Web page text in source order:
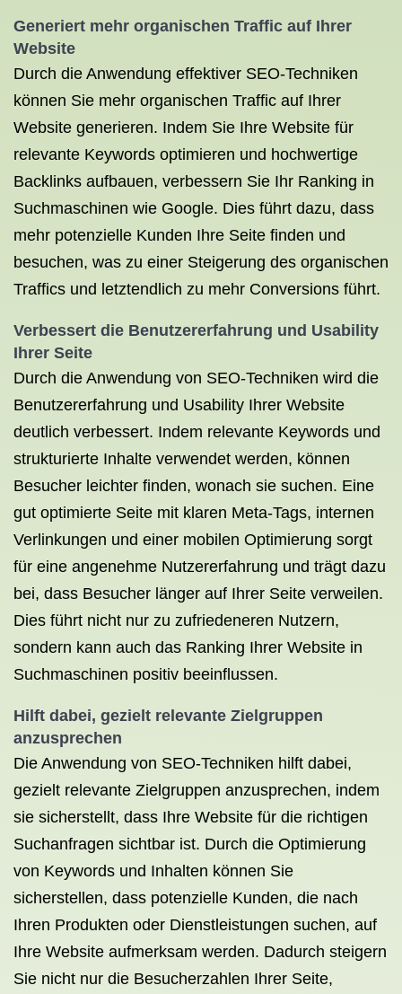
Generiert mehr organischen Traffic auf Ihrer
Website
Durch die Anwendung effektiver SEO-Techniken
können Sie mehr organischen Traffic auf Ihrer
Website generieren. Indem Sie Ihre Website für
relevante Keywords optimieren und hochwertige
Backlinks aufbauen, verbessern Sie Ihr Ranking in
Suchmaschinen wie Google. Dies führt dazu, dass
mehr potenzielle Kunden Ihre Seite finden und
besuchen, was zu einer Steigerung des organischen
Traffics und letztendlich zu mehr Conversions führt.
Verbessert die Benutzererfahrung und Usability
Ihrer Seite
Durch die Anwendung von SEO-Techniken wird die
Benutzererfahrung und Usability Ihrer Website
deutlich verbessert. Indem relevante Keywords und
strukturierte Inhalte verwendet werden, können
Besucher leichter finden, wonach sie suchen. Eine
gut optimierte Seite mit klaren Meta-Tags, internen
Verlinkungen und einer mobilen Optimierung sorgt
für eine angenehme Nutzererfahrung und trägt dazu
bei, dass Besucher länger auf Ihrer Seite verweilen.
Dies führt nicht nur zu zufriedeneren Nutzern,
sondern kann auch das Ranking Ihrer Website in
Suchmaschinen positiv beeinflussen.
Hilft dabei, gezielt relevante Zielgruppen
anzusprechen
Die Anwendung von SEO-Techniken hilft dabei,
gezielt relevante Zielgruppen anzusprechen, indem
sie sicherstellt, dass Ihre Website für die richtigen
Suchanfragen sichtbar ist. Durch die Optimierung
von Keywords und Inhalten können Sie
sicherstellen, dass potenzielle Kunden, die nach
Ihren Produkten oder Dienstleistungen suchen, auf
Ihre Website aufmerksam werden. Dadurch steigern
Sie nicht nur die Besucherzahlen Ihrer Seite,